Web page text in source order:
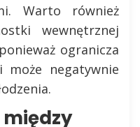
Warto również
wewnętrznej
ogranicza
negatywnie